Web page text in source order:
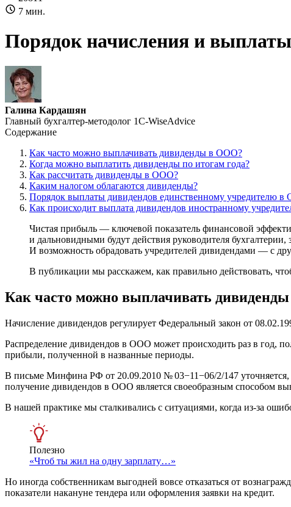
7 мин.
Порядок начисления и
Галина Кардашян
Главный бухгалтер-методолог 1С-WiseAdvice
Содержание
Как часто можно выплачивать дивиденды в ООО?
Когда можно выплатить дивиденды по итогам года?
Как рассчитать дивиденды в ООО?
Каким налогом облагаются дивиденды?
Порядок выплаты дивидендов единственному учредителю
Как происходит выплата дивидендов иностранному
Чистая прибыль — ключевой показатель финансовой
и дальновидными будут действия руководителя бухгалтерии,
И возможность обрадовать учредителей дивидендами — с
В публикации мы расскажем, как правильно действовать,
Как часто можно выплачивать
Начисление дивидендов регулирует Федеральный закон от
Распределение дивидендов в ООО может происходить раз в год,
прибыли, полученной в названные периоды.
В письме Минфина РФ от 20.09.2010 № 03−11−06/2/147
получение дивидендов в ООО является своеобразным способом
В нашей практике мы сталкивались с ситуациями, когда из-за
Полезно
«Чтоб ты жил на одну зарплату…»
Но иногда собственникам выгодней вовсе отказаться от
показатели накануне тендера или оформления заявки на кредит.